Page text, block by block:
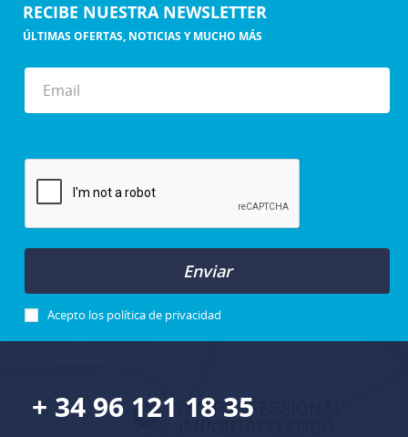
RECIBE NUESTRA NEWSLETTER
ÚLTIMAS OFERTAS, NOTICIAS Y MUCHO MÁS
Enviar
Acepto los política de privacidad
+ 34 96 121 18 35